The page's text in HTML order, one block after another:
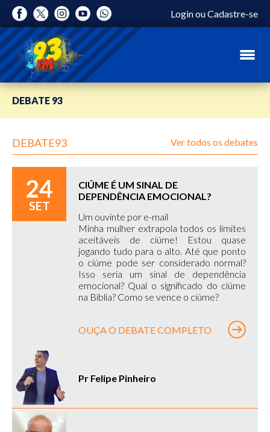
LoginouCadastre-se
DEBATE 93
DEBATE93 Ver todos os debates
24
SET
CIÚME É UM SINAL DE
DEPENDÊNCIA EMOCIONAL?
Um ouvinte por e-mail
Minha mulher extrapola todos os limites
aceitáveis de ciúme! Estou quase
jogando tudo para o alto. Até que ponto
o ciúme pode ser considerado normal?
Isso seria um sinal de dependência
emocional? Qual o significado do ciúme
na Bíblia? Como se vence o ciúme?
OUÇA O DEBATE COMPLETO
Pr Felipe Pinheiro